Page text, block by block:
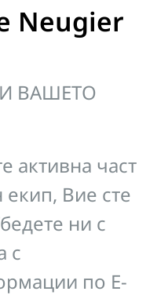
Neugier
ВАШЕТО
активна част
Вие сте
ни с
с
по E-